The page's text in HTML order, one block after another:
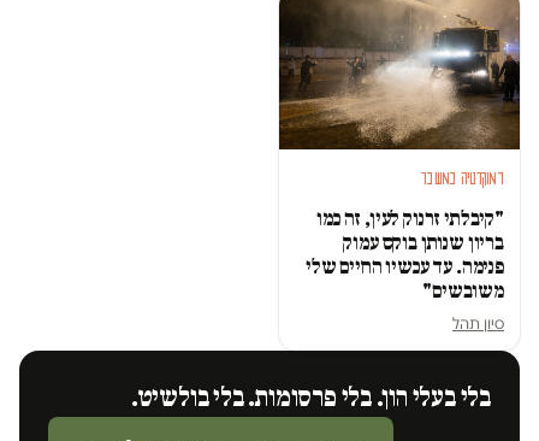
דמוקרטיה במשבר
"קיבלתי זרנוק לעין, זה כמו
בריון שנותן בוקס עמוק
פנימה. עד עכשיו החיים שלי
משובשים"
סיון תהל
בלי בעלי הון. בלי פרסומות. בלי בולשיט.